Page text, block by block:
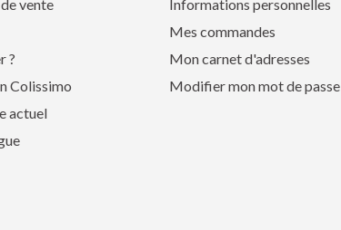
vente
?
Colissimo
actuel
Informations personnelles
Mes commandes
Mon carnet d'adresses
Modifier mon mot de passe